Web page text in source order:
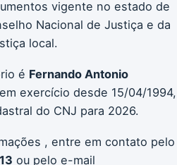
vigente no estado de
Nacional de Justiça e da
local.
é Fernando Antonio
exercício desde 15/04/1994,
do CNJ para 2026.
, entre em contato pelo
ou pelo e-mail